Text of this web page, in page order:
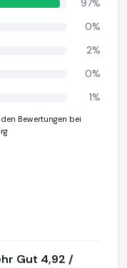
97%
0%
2%
0%
1%
Bewertungen bei
Gut 4,92 /